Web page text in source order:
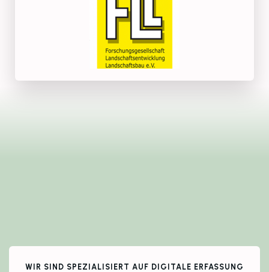
WIR SIND SPEZIALISIERT AUF DIGITALE ERFASSUNG